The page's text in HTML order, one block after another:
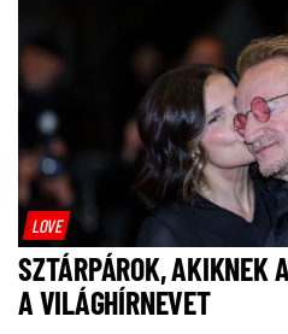
LOVE
SZTÁRPÁROK, AKIKNEK
A VILÁGHÍRNEVET